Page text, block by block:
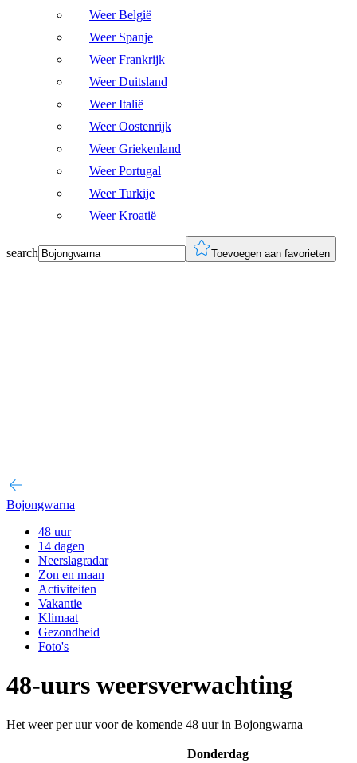
Weer België
Weer Spanje
Weer Frankrijk
Weer Duitsland
Weer Italië
Weer Oostenrijk
Weer Griekenland
Weer Portugal
Weer Turkije
Weer Kroatië
search Toevoegen aan favorieten
Bojongwarna
48 uur
14 dagen
Neerslagradar
Zon en maan
Activiteiten
Vakantie
Klimaat
Gezondheid
Foto's
48-uurs weersverwachting
Het weer per uur voor de komende 48 uur in Bojongwarna
Donderdag